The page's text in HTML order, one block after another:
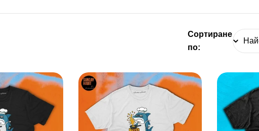
Я
:
Сортиране
по: